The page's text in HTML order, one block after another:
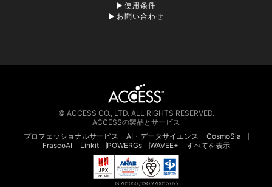
使用条件
お問い合わせ
© ACCESS CO., LTD. ALL RIGHTS RESERVED.
ACCESSの製品とサービス
プロフェッショナルサービス
AI・データサイエンス
CosmoSia
FrascoAI
Linkit POWERGs WAVEE+ すべてを表示
IS 701050 / ISO 27001:2022